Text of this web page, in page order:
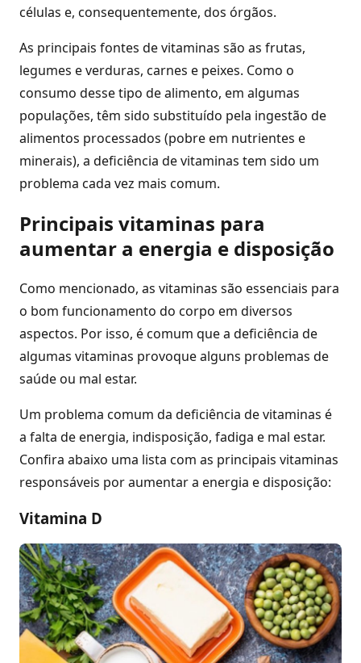
células e, consequentemente, dos órgãos.
As principais fontes de vitaminas são as frutas,
legumes e verduras, carnes e peixes. Como o
consumo desse tipo de alimento, em algumas
populações, têm sido substituído pela ingestão de
alimentos processados (pobre em nutrientes e
minerais), a deficiência de vitaminas tem sido um
problema cada vez mais comum.
Principais vitaminas para
aumentar a energia e disposição
Como mencionado, as vitaminas são essenciais para
o bom funcionamento do corpo em diversos
aspectos. Por isso, é comum que a deficiência de
algumas vitaminas provoque alguns problemas de
saúde ou mal estar.
Um problema comum da deficiência de vitaminas é
a falta de energia, indisposição, fadiga e mal estar.
Confira abaixo uma lista com as principais vitaminas
responsáveis por aumentar a energia e disposição:
Vitamina D